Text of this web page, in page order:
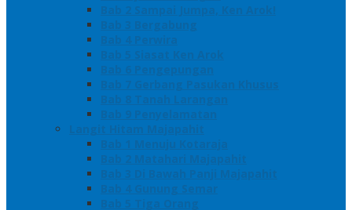
Bab 2 Sampai Jumpa, Ken Arok!
Bab 3 Bergabung
Bab 4 Perwira
Bab 5 Siasat Ken Arok
Bab 6 Pengepungan
Bab 7 Gerbang Pasukan Khusus
Bab 8 Tanah Larangan
Bab 9 Penyelamatan
Langit Hitam Majapahit
Bab 1 Menuju Kotaraja
Bab 2 Matahari Majapahit
Bab 3 Di Bawah Panji Majapahit
Bab 4 Gunung Semar
Bab 5 Tiga Orang